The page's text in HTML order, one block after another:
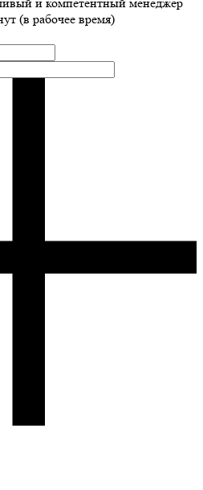
(в рабочее время)